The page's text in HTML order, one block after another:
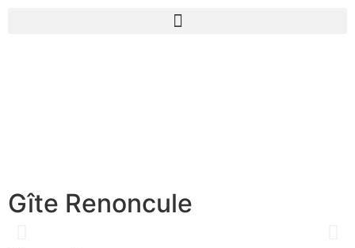
Gîte Renoncule